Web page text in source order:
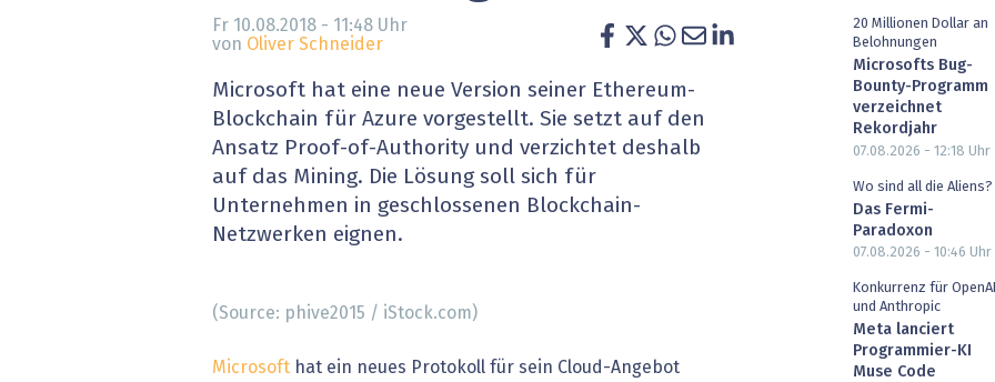
» alle News Gesundheit wird digital
Blockchain
EU-DSGVO
XaaS, Managed Services & Co.
IT for Health
Artificial Intelligence
Finance 2030
Fintech & Insurtech
Professional AV & Digital Signage
Fr 10.08.2018 - 11:48 Uhr
von Oliver Schneider
Microsoft hat eine neue Version seiner Ethereum-
Blockchain für Azure vorgestellt. Sie setzt auf den
Ansatz Proof-of-Authority und verzichtet deshalb
auf das Mining. Die Lösung soll sich für
Unternehmen in geschlossenen Blockchain-
Netzwerken eignen.
(Source: phive2015 / iStock.com)
Microsoft hat ein neues Protokoll für sein Cloud-Angebot
20 Millionen Dollar an
Belohnungen
Microsofts Bug-
Bounty-Programm
verzeichnet
Rekordjahr
07.08.2026 - 12:18 Uhr
Wo sind all die Aliens?
Das Fermi-
Paradoxon
07.08.2026 - 10:46 Uhr
Konkurrenz für OpenAI
und Anthropic
Meta lanciert
Programmier-KI
Muse Code